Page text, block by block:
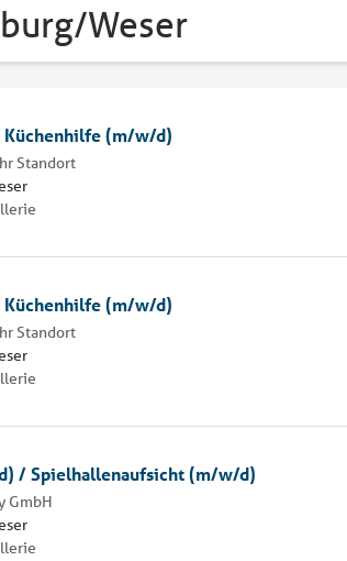
Weser
Küchenhilfe (m/w/d)
Standort
Küchenhilfe (m/w/d)
Standort
/ Spielhallenaufsicht (m/w/d)
GmbH